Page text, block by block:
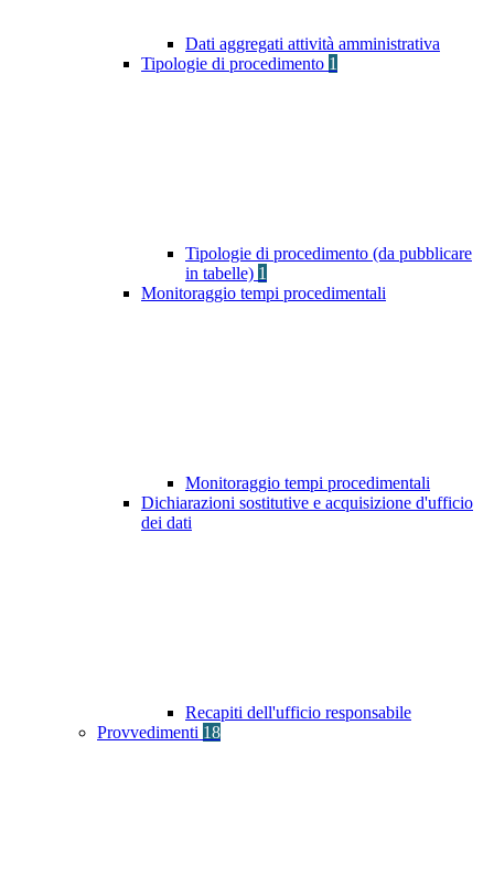
Dati aggregati attività amministrativa
Tipologie di procedimento 1
Tipologie di procedimento (da pubblicare
in tabelle) 1
Monitoraggio tempi procedimentali
Monitoraggio tempi procedimentali
Dichiarazioni sostitutive e acquisizione d'ufficio
dei dati
Recapiti dell'ufficio responsabile
Provvedimenti 18